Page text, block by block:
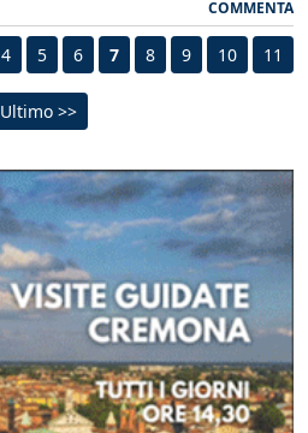
COMMENTA
4 5 6 7 8 9 10 11
Ultimo >>